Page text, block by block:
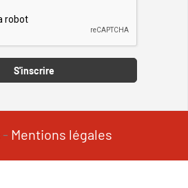
S'inscrire
- Mentions légales